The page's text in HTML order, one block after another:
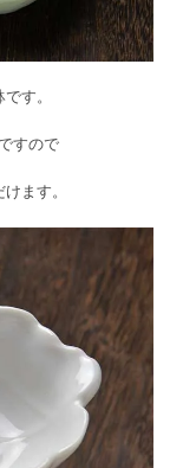
す。
すので
ます。